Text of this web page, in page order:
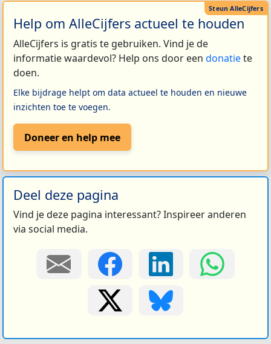
Help om AlleCijfers actueel te houden
AlleCijfers is gratis te gebruiken. Vind je de
informatie waardevol? Help ons door een donatiete
doen.
Elke bijdrage helpt om data actueel te houden en nieuwe
inzichten toe te voegen.
Doneer en help mee
Deel deze pagina
Vind je deze pagina interessant? Inspireer anderen
via social media.